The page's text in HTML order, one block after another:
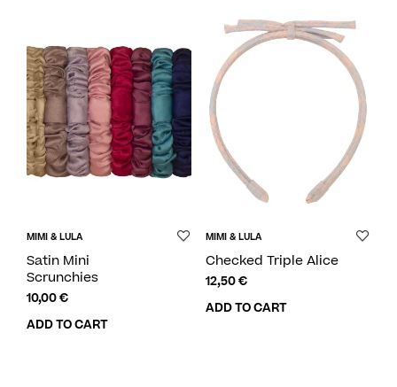
MIMI & LULA
Satin Mini
Scrunchies
10,00€
ADD TO CART
MIMI & LULA
Checked Triple Alice
12,50€
ADD TO CART